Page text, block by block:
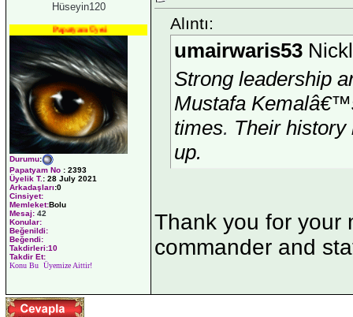
Hüseyin120
Papatyam Üyesi
Durumu:
Papatyam No : 2393
Üyelik T. : 28 July 2021
Arkadaşları:0
Cinsiyet:
Memleket:Bolu
Mesaj: 42
Konular:
Beğenildi:
Beğendi:
Takdirleri:10
Takdir Et:
Konu Bu Üyemize Aittir!
Alıntı:
umairwaris53
Strong leadership
Mustafa
times. Their history
up.
Thank you for your
commander and